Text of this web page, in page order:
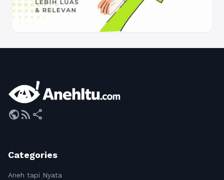
publicrss_feed share
Categories
Aneh tapi Nyata